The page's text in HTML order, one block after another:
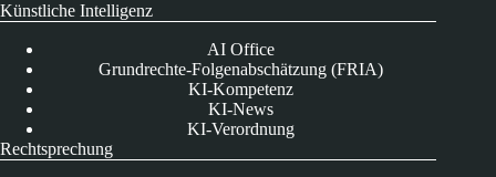
Künstliche Intelligenz
AI Office
Grundrechte-Folgenabschätzung (FRIA)
KI-Kompetenz
KI-News
KI-Verordnung
Rechtsprechung